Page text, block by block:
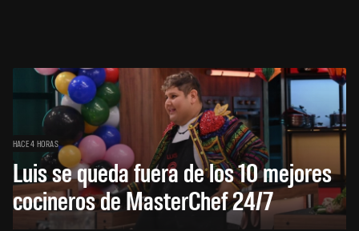
HACE 4 HORAS
Luis se queda fuera de los 10 mejores
cocineros de MasterChef 24/7